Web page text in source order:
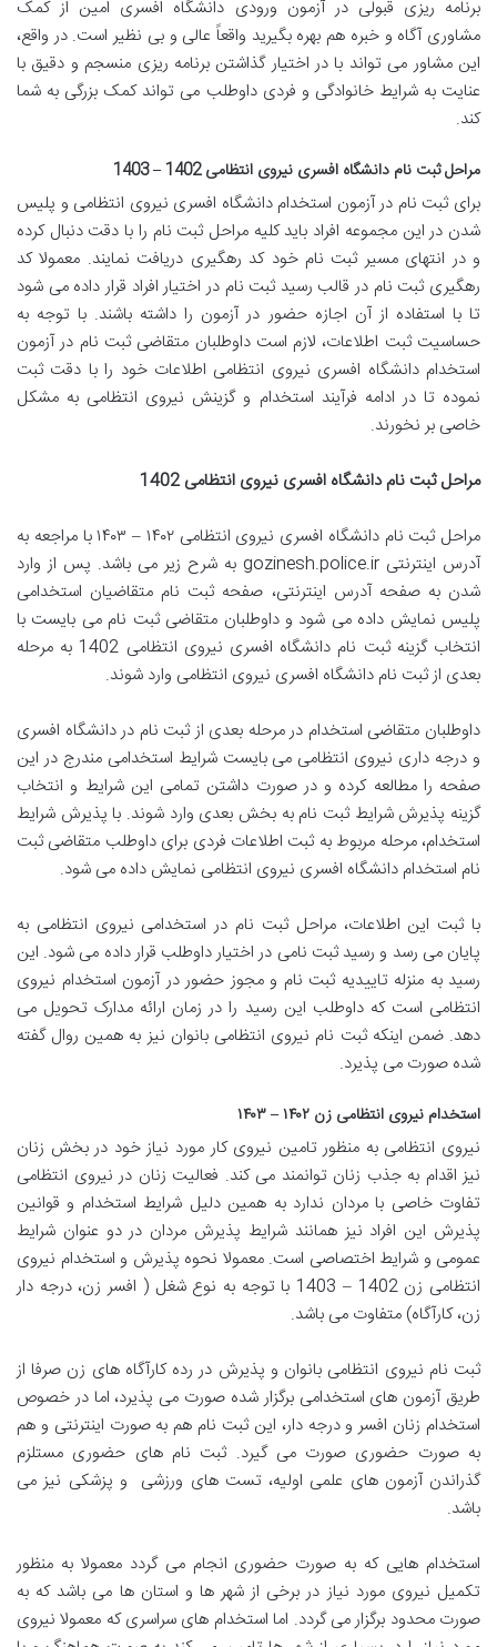
برنامه ریزی قبولی در آزمون ورودی دانشگاه افسری امین از کمک
مشاوری آگاه و خبره هم بهره بگیرید واقعاً ‌عالی و بی نظیر است. در واقع،
این مشاور می تواند با در اختیار گذاشتن برنامه ریزی منسجم و دقیق با
عنایت به شرایط خانوادگی و فردی داوطلب می تواند کمک بزرگی به شما
کند.
مراحل ثبت نام دانشگاه افسری نیروی انتظامی 1402 – 1403
برای ثبت نام در آزمون استخدام دانشگاه افسری نیروی انتظامی و پلیس
شدن در این مجموعه افراد باید کلیه مراحل ثبت نام را با دقت دنبال کرده
و در انتهای مسیر ثبت نام خود کد رهگیری دریافت نمایند. معمولا کد
رهگیری ثبت نام در قالب رسید ثبت نام در اختیار افراد قرار داده می شود
تا با استفاده از آن اجازه حضور در آزمون را داشته باشند. با توجه به
حساسیت ثبت اطلاعات، لازم است داوطلبان متقاضی ثبت نام در آزمون
استخدام دانشگاه افسری نیروی انتظامی اطلاعات خود را با دقت ثبت
نموده تا در ادامه فرآیند استخدام و گزینش نیروی انتظامی به مشکل
خاصی بر نخورند.
مراحل ثبت نام دانشگاه افسری نیروی انتظامی 1402
مراحل ثبت نام دانشگاه افسری نیروی انتظامی ۱۴۰۲ – ۱۴۰۳ با مراجعه به
آدرس اینترنتی gozinesh.police.ir به شرح زیر می باشد. پس از وارد
شدن به صفحه آدرس اینترنتی، صفحه ثبت نام متقاضیان استخدامی
پلیس نمایش داده می شود و داوطلبان متقاضی ثبت نام می بایست با
انتخاب گزینه ثبت نام دانشگاه افسری نیروی انتظامی 1402 به مرحله
بعدی از ثبت نام دانشگاه افسری نیروی انتظامی وارد شوند.
داوطلبان متقاضی استخدام در مرحله بعدی از ثبت نام در دانشگاه افسری
و درجه داری نیروی انتظامی می بایست شرایط استخدامی مندرج در این
صفحه را مطالعه کرده و در صورت داشتن تمامی این شرایط و انتخاب
گزینه پذیرش شرایط ثبت نام به بخش بعدی وارد شوند. با پذیرش شرایط
استخدام، مرحله مربوط به ثبت اطلاعات فردی برای داوطلب متقاضی ثبت
نام استخدام دانشگاه افسری نیروی انتظامی نمایش داده می شود.
با ثبت این اطلاعات، مراحل ثبت نام در استخدامی نیروی انتظامی به
پایان می رسد و رسید ثبت نامی در اختیار داوطلب قرار داده می شود. این
رسید به منزله تاییدیه ثبت نام و مجوز حضور در آزمون استخدام نیروی
انتظامی است که داوطلب این رسید را در زمان ارائه مدارک تحویل می
دهد. ضمن اینکه ثبت نام نیروی انتظامی بانوان نیز به همین روال گفته
شده صورت می پذیرد.
استخدام نیروی انتظامی زن ۱۴۰۲ – ۱۴۰۳
نیروی انتظامی به منظور تامین نیروی کار مورد نیاز خود در بخش زنان
نیز اقدام به جذب زنان توانمند می کند. فعالیت زنان در نیروی انتظامی
تفاوت خاصی با مردان ندارد به همین دلیل شرایط استخدام و قوانین
پذیرش این افراد نیز همانند شرایط پذیرش مردان در دو عنوان شرایط
عمومی و شرایط اختصاصی است. معمولا نحوه پذیرش و استخدام نیروی
انتظامی زن 1402 – 1403 با توجه به نوع شغل ( افسر زن، درجه دار
زن، کارآگاه) متفاوت می باشد.
ثبت نام نیروی انتظامی بانوان و پذیرش در رده کارآگاه های زن صرفا از
طریق آزمون های استخدامی برگزار شده صورت می پذیرد، اما در خصوص
استخدام زنان افسر و درجه دار، این ثبت نام هم به صورت اینترنتی و هم
به صورت حضوری صورت می گیرد. ثبت نام های حضوری مستلزم
گذراندن آزمون های علمی اولیه، تست های ورزشی و پزشکی نیز می
باشد.
استخدام هایی که به صورت حضوری انجام می گردد معمولا به منظور
تکمیل نیروی مورد نیاز در برخی از شهر ها و استان ها می باشد که به
صورت محدود برگزار می گردد. اما استخدام های سراسری که معمولا نیروی